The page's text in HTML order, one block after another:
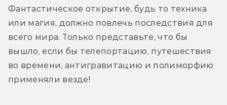
Фантастическое открытие, будь то техника
или магия, должно повлечь последствия для
всего мира. Только представьте, что бы
вышло, если бы телепортацию, путешествия
во времени, антигравитацию и полиморфию
применяли везде!